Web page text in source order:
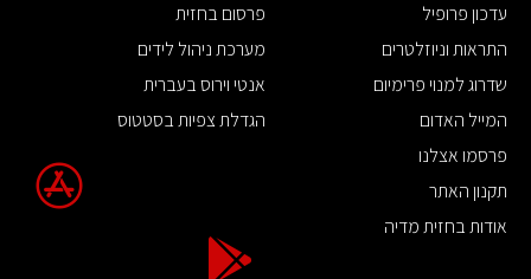
עדכון פרופיל
התראות וניוזלטרים
שדרוג למנוי פרימיום
המייל האדום
פרסמו אצלנו
תקנון האתר
אודות בחזית מדיה
פרסום בחזית
מערכת ניהול לידים
אנטי וירוס בעברית
הגדלת צפיות בסטטוס